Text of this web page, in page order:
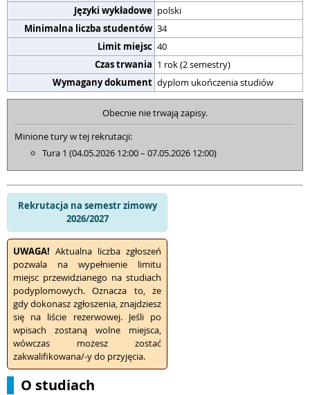
Języki wykładowe polski
Minimalna liczba studentów 34
Limit miejsc 40
Czas trwania 1 rok (2 semestry)
Wymagany dokument dyplom ukończenia studiów
Obecnie nie trwają zapisy.
Minione tury w tej rekrutacji:
Tura 1 (04.05.2026 12:00 – 07.05.2026 12:00)
Rekrutacja na semestr zimowy
2026/2027
UWAGA! Aktualna liczba zgłoszeń
pozwala na wypełnienie limitu
miejsc przewidzianego na studiach
podyplomowych. Oznacza to, że
gdy dokonasz zgłoszenia, znajdziesz
się na liście rezerwowej. Jeśli po
wpisach zostaną wolne miejsca,
wówczas możesz zostać
zakwalifikowana/-y do przyjęcia.
O studiach